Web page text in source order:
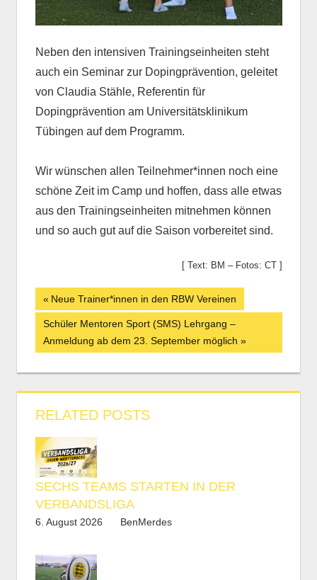
Neben den intensiven Trainingseinheiten steht
auch ein Seminar zur Dopingprävention, geleitet
von Claudia Stähle, Referentin für
Dopingprävention am Universitätsklinikum
Tübingen auf dem Programm.
Wir wünschen allen Teilnehmer*innen noch eine
schöne Zeit im Camp und hoffen, dass alle etwas
aus den Trainingseinheiten mitnehmen können
und so auch gut auf die Saison vorbereitet sind.
[ Text: BM – Fotos: CT ]
Beitrags-
Navigation
Vorheriger
Beitrag:
Neue Trainer*innen in den RBW Vereinen
Nächster
Beitrag:
Schüler Mentoren Sport (SMS) Lehrgang –
Anmeldung ab dem 23. September möglich
RELATED POSTS
SECHS TEAMS STARTEN IN DER
VERBANDSLIGA
6. August 2026 BenMerdes